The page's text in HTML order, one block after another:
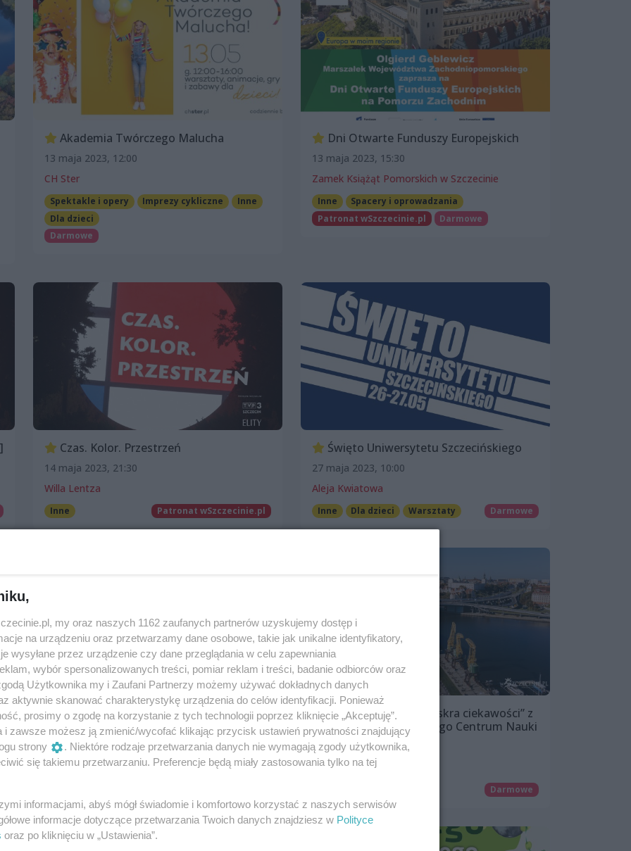
Akademia Twórczego Malucha
13 maja 2023, 12:00
CH Ster
Spektakle i opery Imprezy cykliczne
Inne
Dla dzieci
Darmowe
Dni Otwarte Funduszy Europejskich
13 maja 2023, 15:30
Zamek Książąt Pomorskich w Szczecinie
Inne
Spacery i oprowadzania
Patronat wSzczecinie.pl
Darmowe
Czas. Kolor. Przestrzeń
14 maja 2023, 21:30
Willa Lentza
Inne Patronat wSzczecinie.pl
Święto Uniwersytetu Szczecińskiego
27 maja 2023, 10:00
Aleja Kwiatowa
Inne Dla dzieci Warsztaty Darmowe
Słodki Dzień Dziecka z Kicią Kocią
27 maja 2023, 12:00
Omni Centrum
SHOW WODNY pt. „Iskra ciekawości” z
okazji otwarcia Morskiego Centrum Nauki
27 maja 2023, 22:30
Łasztownia
Darmowe
my oraz naszych 1162 zaufanych partnerów uzyskujemy dostęp i
na urządzeniu oraz przetwarzamy dane osobowe, takie jak unikalne identyfikatory,
wysyłane przez urządzenie czy dane przeglądania w celu zapewniania
wybór spersonalizowanych treści, pomiar reklam i treści, badanie odbiorców oraz
Użytkownika my i Zaufani Partnerzy możemy używać dokładnych danych
aktywnie skanować charakterystykę urządzenia do celów identyfikacji. Ponieważ
prosimy o zgodę na korzystanie z tych technologii poprzez kliknięcie „Akceptuję”.
i zawsze możesz ją zmienić/wycofać klikając przycisk ustawień prywatności znajdujący
strony
. Niektóre rodzaje przetwarzania danych nie wymagają zgody użytkownika,
się takiemu przetwarzaniu. Preferencje będą miały zastosowania tylko na tej
informacjami, abyś mógł świadomie i komfortowo korzystać z naszych serwisów
informacje dotyczące przetwarzania Twoich danych znajdziesz w Polityce
oraz po kliknięciu w „Ustawienia”.